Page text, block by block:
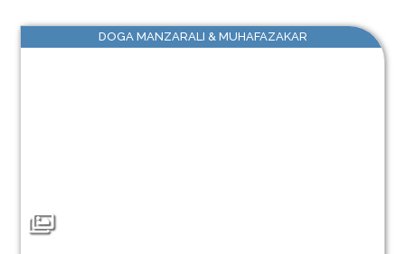
DOGA MANZARALI & MUHAFAZAKAR